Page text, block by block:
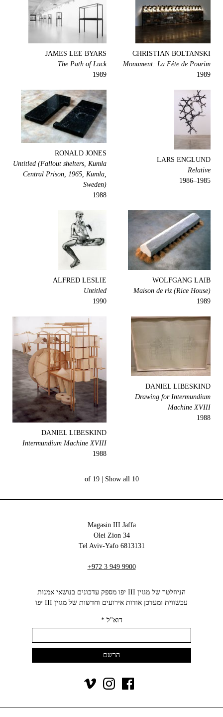
CHRISTIAN BOLTANSKI
Monument: La Fête de Pourim
1989
JAMES LEE BYARS
The Path of Luck
1989
LARS ENGLUND
Relative
1985–1986
RONALD JONES
Untitled (Fallout shelters, Kumla
Central Prison, 1965, Kumla,
Sweden)
1988
WOLFGANG LAIB
Maison de riz (Rice House)
1989
ALFRED LESLIE
Untitled
1990
DANIEL LIBESKIND
Drawing for Intermundium
Machine XVIII
1988
DANIEL LIBESKIND
Intermundium Machine XVIII
1988
10 of 19 |
Show all
Magasin III Jaffa
34 Olei Zion
6813131 Tel Aviv-Yafo
+972 3 949 9900
הניוזלטר של מגזין III יפו מספק עדכונים בנושאי אמנות
עכשווית ומעדכן אודות אירועים וחדשות של מגזין III יפו‬
דוא"ל*